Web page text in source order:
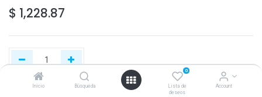
Inicio Búsqueda
0
Lista de
deseos
Account
$ 1,228.87